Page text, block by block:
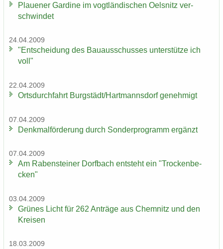
Plaue­ner Gar­di­ne im vogt­län­di­schen Oels­nitz ver­
schwin­det
24.04.2009
"Ent­schei­dung des Bau­aus­schus­ses un­ter­stüt­ze ich
voll"
22.04.2009
Orts­durch­fahrt Burg­städt/Hart­manns­dorf ge­neh­migt
07.04.2009
Denk­mal­för­de­rung durch Son­der­pro­gramm er­gänzt
07.04.2009
Am Ra­ben­stei­ner Dorf­bach ent­steht ein "Tro­cken­be­
cken"
03.04.2009
Grü­nes Licht für 262 An­trä­ge aus Chem­nitz und den
Krei­sen
18.03.2009